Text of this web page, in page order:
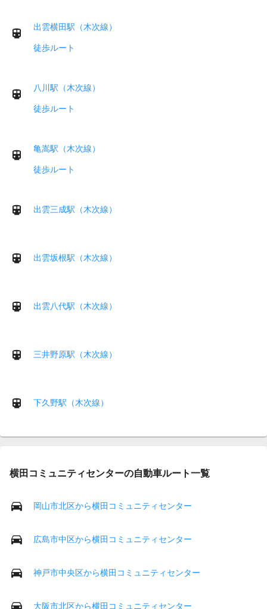
出雲横田駅（木次線）
徒歩ルート
八川駅（木次線）
徒歩ルート
亀嵩駅（木次線）
徒歩ルート
出雲三成駅（木次線）
出雲坂根駅（木次線）
出雲八代駅（木次線）
三井野原駅（木次線）
下久野駅（木次線）
横田コミュニティセンターの自動車ルート一覧
岡山市北区から横田コミュニティセンター
広島市中区から横田コミュニティセンター
神戸市中央区から横田コミュニティセンター
大阪市北区から横田コミュニティセンター